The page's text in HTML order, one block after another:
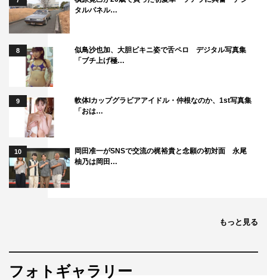
タルパネル…
8
似鳥沙也加、大胆ビキニ姿で舌ペロ デジタル写真集
「ブチ上げ極…
9
軟体Iカップグラビアアイドル・仲根なのか、1st写真集
「おは…
10
岡田准一がSNSで交流の梶裕貴と念願の初対面 永尾
柚乃は岡田…
もっと見る
フォトギャラリー